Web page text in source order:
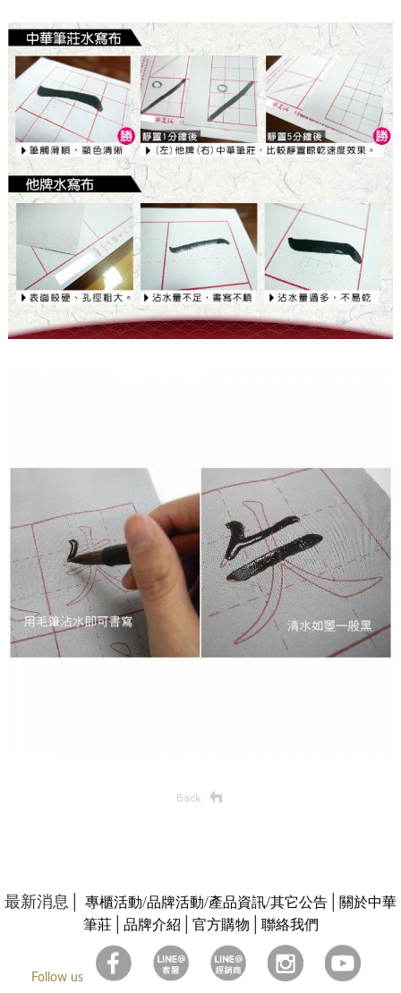
最新消息│ 專櫃活動/品牌活動/產品資訊/其它公告
關於中華
筆莊│ 品牌介紹 官方購物 聯絡我們
Follow us